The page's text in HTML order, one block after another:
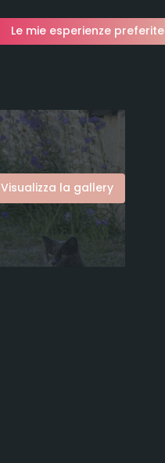
Le mie esperienze preferite
Visualizza la gallery